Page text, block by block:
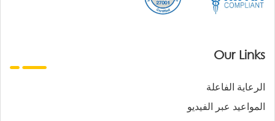
Our Links
الرعاية الفاعلة
المواعيد عبر الفيديو